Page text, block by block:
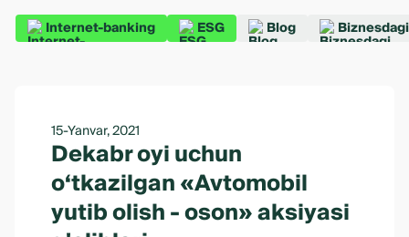
Internet-banking ESG Blog
15-Yanvar, 2021
Dekabr oyi uchun
o‘tkazilgan «Avtomobil
yutib olish - oson» aksiyasi